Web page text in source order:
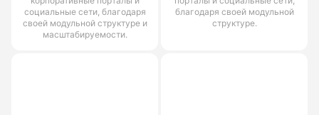
социальные сети, благодаря
своей модульной структуре и
масштабируемости.
благодаря своей модульной
структуре.